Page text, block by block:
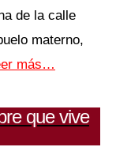
de la calle
materno,
más…
que vive